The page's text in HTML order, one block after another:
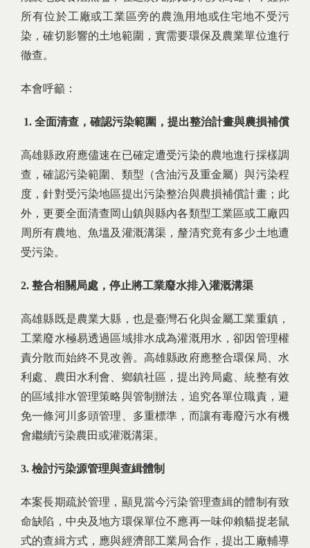
所有位於工廠或工業區旁的農漁用地或住宅地不受污
染，確切影響的土地範圍，實需要環保及農業單位進行
徹查。
本會呼籲：
1. 全面清查，確認污染範圍，提出整治計畫與農損補償
高雄縣政府應儘速在已確定遭受污染的農地進行採樣調
查，確認污染範圍、類型（含油污及重金屬）與污染程
度，針對受污染地區提出污染整治與農損補償計畫；此
外，更要全面清查岡山鎮與縣內各類型工業區或工廠四
周所有農地、魚塭及灌溉溝渠，釐清究竟有多少土地遭
受污染。
2. 整合相關局處，停止將工業廢水排入灌溉溝渠
高雄縣既是農業大縣，也是臺灣石化與金屬工業重鎮，
工業廢水極易透過區域排水成為灌溉用水，卻因管理權
責分散而始終不見改善。高雄縣政府應整合環保局、水
利處、農田水利會、鄉鎮社區，提出跨局處、統整有效
的區域排水管理策略與管制辦法，追究各單位職責，避
免一條河川多頭管理、多重標準，而讓有毒廢污水有機
會繼續污染農田或灌溉溝渠。
3. 檢討污染源管理與查緝體制
本案長期疏於管理，顯見當今污染管理查緝的體制有致
命缺陷，中央及地方環保單位不應再一味仰賴貓捉老鼠
式的查緝方式，應與經濟部工業局合作，提出工廠輔導